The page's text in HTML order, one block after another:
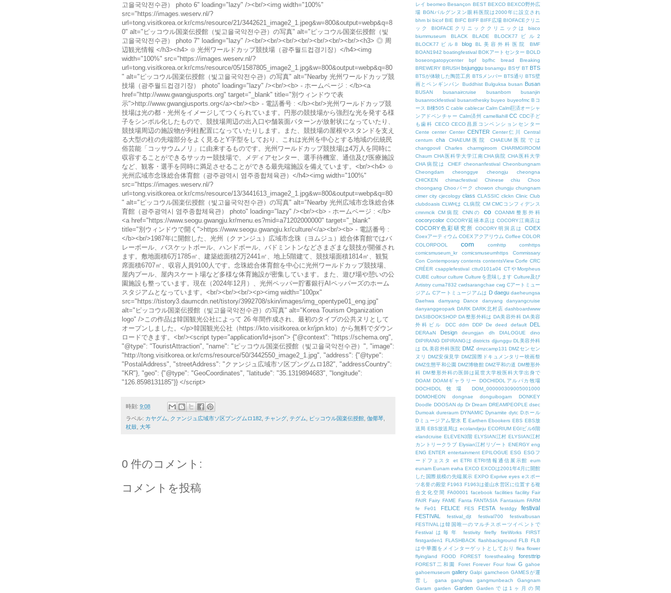
고을국악전수관） photo 6" loading="lazy" /><br/><img width="100%"
src="https://images.weserv.nl/?
url=tong.visitkorea.or.kr/cms/resource/21/3442621_image2_1.jpeg&w=800&output=webp&q=8
0" alt="ピッコウル国楽伝授館（빛고을국악전수관）の写真" alt="ピッコウル国楽伝授館（빛
고을국악전수관） photo 7" loading="lazy" /><br/><br/><br/><br/><br/><br/><br/><h3> ◎ 周
辺観光情報 </h3><h4> ⊙ 光州ワールドカップ競技場（광주월드컵경기장）</h4><img
width="100%" src="https://images.weserv.nl/?
url=tong.visitkorea.or.kr/cms/resource/05/1587805_image2_1.jpg&w=800&output=webp&q=80
" alt="ピッコウル国楽伝授館（빛고을국악전수관）の写真" alt="Nearby 光州ワールドカップ競
技場（광주월드컵경기장） photo" loading="lazy" /><br/><b> - ホームページ : </b><a
href="http://www.gwangjusports.org" target="_blank" title="別ウィンドウで表
示">http://www.gwangjusports.org</a><br/><b> - 電話番号 : </b><br/>光州ワールドカップ競
技場は光の都・光州をイメージしてつくられています。円形の競技場から強烈な光を発する様
子をシンボル化したもので、競技場周辺の出入口や舗装面パターンが放射状になっていたり、
競技場周辺の施設物が列柱配置になっていたりします。また、競技場の屋根やスタンドを支え
る大型の柱の先端部分をよく見るとY字型をしており、これは光州を中心とする地域の伝統民
俗芸能「コッサウムノリ」に由来するものです。光州ワールドカップ競技場は4万人を同時に
収容することができるサッカー競技場で、メディアセンター、選手待機室、通信及び医療施設
など、観客・選手を同時に満足させることができる最先端施設を備えています。<br/><h4> ⊙
光州広域市念珠総合体育館（광주광역시 염주종합체육관）</h4><img width="100%"
src="https://images.weserv.nl/?
url=tong.visitkorea.or.kr/cms/resource/13/3441613_image2_1.jpg&w=800&output=webp&q=80
" alt="ピッコウル国楽伝授館（빛고을국악전수관）の写真" alt="Nearby 光州広域市念珠総合体
育館（광주광역시 염주종합체육관） photo" loading="lazy" /><br/><b> - ホームページ : </b>
<a href="https://www.seogu.gwangju.kr/menu.es?mid=a71202000000" target="_blank"
title="別ウィンドウで開く">https://www.seogu.gwangju.kr/culture/</a><br/><b> - 電話番号 :
</b><br/>1987年に開館した、光州（クァンジュ）広域市念珠（ヨムジュ）総合体育館ではバ
レーボール、バスケットボール、ハンドボール、バドミントンなどさまざまな競技が開催され
ます。敷地面積6万1785㎡、建築総面積2万2441㎡、地上5階建て、競技場面積1814㎡、観覧
席面積6707㎡、収容人員9100人です。念珠総合体育館を中心に光州ワールドカップ競技場、
屋内プール、屋内スケート場など多様な体育施設が密集しています。また、遊び場や憩いの公
園施設も整っています。現在（2024年12月）、光州ペッパー貯蓄銀行AIペッパーズのホーム
スタジアムとなっています。<br/><br/><br/><p><img width="100px"
src="https://tistory3.daumcdn.net/tistory/3992708/skin/images/img_opentype01_eng.jpg"
alt="ピッコウル国楽伝授館（빛고을국악전수관）の写真" alt="Korea Tourism Organization
logo" />この作品は韓国観光公社によって 26 年間作成され、最初のタイプの公共ヌリとして
オープンしました。</p>韓国観光公社（https://kto.visitkorea.or.kr/jpn.kto）から無料でダウン
ロードできます。<br/><script type="application/ld+json"> {"@context": "https://schema.org",
"@type": "TouristAttraction", "name": "ピッコウル国楽伝授館（빛고을국악전수관）", "image":
"http://tong.visitkorea.or.kr/cms/resource/50/3442550_image2_1.jpg", "address": {"@type":
"PostalAddress", "streetAddress": "クァンジュ広域市ソ区プングムロ182", "addressCountry":
"KR"}, "geo": {"@type": "GeoCoordinates", "latitude": "35.1319894683", "longitude":
"126.8598131185"}} </script>
時刻: 9:08
ラベル: カヤグム クァンジュ広域市ソ区プングムロ182 チャング テグム ピッコウル国楽伝授館 伽倻琴
杖鼓 大笒
0 件のコメント:
コメントを投稿
レイ beomeo Besançon BEST BEXCO BEXCO野外広
場 BGNパルグンヌン眼科医院は2000年に設立され
bhm bi bicof BIE BIFC BIFF BIFF広場 BIOFACEクリニ
ック
BIOFACEクリニッククリニックは
bisco
biummuseum
BLACK BLADE
BLOCK77ビル2
BLOCK77ビル8
blog BL美容外科医院
BMF
BOAN1942 boatingfestival BOKアートセンター BOLD
boseongatopycenter
bpf bpfhc bread
Breaking
BREWERY BRUSH bsjunggu bsnamgu BSザ BT BTS
BTSが体験した陶芸工房 BTSメンバー BTS通り BTS壁
画とペンギンパン
Buddhist Bulguksa busan Busan
BUSAN busanaircruise busanbom
busanjin
busanrockfestival busanxthesky buyeo buyeofmc Bコ
ース B棟505 C cable cablecar Calm Calm巨済オーシャ
ンアドベンチャー Calm済州 camelliahill CC CDC子ど
も歯科 CECO CECO昌原コンベンションセンター
Cente center Center CENTER Center仁川
Central
centum
cha CHAEUM医院
CHAEUM医院では
changpovil
Charles charmgiroom
CHARMGIROOM
Chaum CHA医科学大学江南CHA病院 CHA医科大学
CHA病院は
CHEF cheonanfestival Cheonbungnam
Cheongdam
cheonggye cheongju
cheongna
CHICKEN
chimacfestival Chinese chiu
Choo
choongang Chooパーク chowon chungju chungnam
cimer city cjecology class CLASSIC clickn Clinic Club
clubdoasis CLWHは CL病院 CM CMCコンフィデンス
cmnmcik CM病院 CNNの co COANMI整形外科
cocorycolor COCORY延禧本店は COCORY江南店は
COCORY色彩研究所 COCORY明洞店は COEX
Coexアーティウム COEXアクアリウム Coffee COLOR
COLORPOOL
com comhttp
comhttps
comicsmuseum_kr
comicsmuseumhttps
Commissary
Con Contemporary contents contentsView Corfe CRC
CRÉER csapplefestival cttu0101a04 CTやMorpheus
CUBE cultour culture Cultureを意味します Culture及び
Artistry cuma7832 cwdsarangchae cwg Cアートミュー
ジアム Cアートミュージアムは D daegu daeheungsa
Daehwa
damyang Dance danyang
danyangcruise
danyanggeopark DARK DARK北村店 dashboardwww
DASIBOOKSHOP DA整形外科は DA美容外科 DA美容
外科ビル
DCC ddm DDP De deed default DEL
DERAaN Design deungjan dh DIALOGUE
dino
DIPIRANG DIPIRANGは districts djjunggu DL美容外科
は DL美容外科医院 DMZ dmzcamp131 DMZセンセン
ヌリ DMZ安保見学 DMZ国際ドキュメンタリー映画祭
DMZ生態平和公園 DMZ博物館 DMZ平和の道 DM整形外
科 DM整形外科の医師は延世大学校医科大学出身で
DOAM DOAMギャラリー
DOCHIDOLアルパカ牧場
DOCHIDOL牧場
DOM_000000309005001000
DOMOHEON
dongnae donguibogam
DONKEY
Doodle DOOSAN dp Dr Dream DREAMPEOPLE dsec
Dumoak dureraum DYNAMIC Dynamite dytc Dホール
Dミュージアム聖水 E Earthen Ebookers EBS EBS放
送局 EBS放送局は ecolandjeju ECORIUM EGIビル6階
elandcruise ELEVEN3階 ELYSIAN江村 ELYSIAN江村
カントリークラブ Elysian江村リゾート ENERGY eng
ENG ENTER entertainment EPILOGUE ESG ESGフ
ードフェスタ
et ETRI ETRI情報通信展示館
eum
eunam Eunam ewha EXCO EXCOは2001年4月に開館
した国際規模の先端展示 EXPO Exprive eyes eスポー
ツ名誉の殿堂 F1963 F1963は釜山水営区に位置する複
合文化空間
FA00001 facebook facilities facility Fair
FAIR Fairy FAME Fanta FANTASIA Fantasium FARM
fe
Fe01 FELICE FES FESTA festdgy festival
FESTIVAL festival_djt festival700
festivalbusan
FESTIVALは韓国唯一のマルチスポーツイベントで
Festivalは毎年
festivity firefly fireWorks
FIRST
firstgarden1
FLASHBACK flashbackground FLB FLB
は中華圏をメインターゲットとしており
flea flower
flyingland
FOOD FOREST foresthealing foresttrip
FOREST二和園 Foret Forever Four fowi G gahoe
gahoemuseum gallery Galpi gamcheon GAMESが運
営し
gana ganghwa gangmunbeach
Gangnam
Garam
garden Garden
Gardenでは1ヶ月の間